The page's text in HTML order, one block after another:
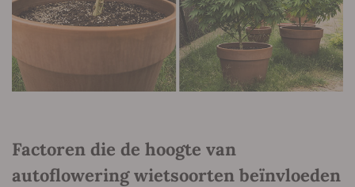
Factoren die de hoogte van
autoflowering wietsoorten beïnvloeden